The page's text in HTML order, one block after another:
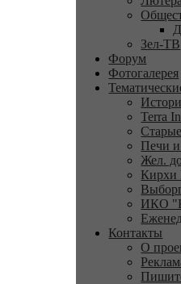
Зел-ТВ
Форум
Фотогалерея
Terra
Печи
Жел.
Кирхи
ИКО
Контакты
О